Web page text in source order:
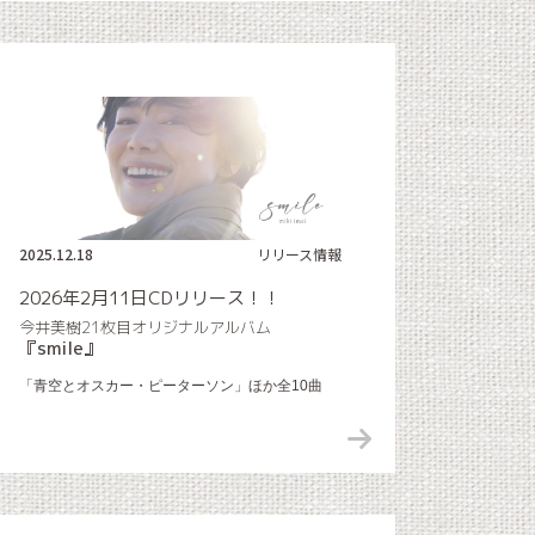
2025.12.18 リリース情報
2026年2月11日CDリリース！！
今井美樹21枚目オリジナルアルバム
『smile』
「青空とオスカー・ピーターソン」ほか全10曲